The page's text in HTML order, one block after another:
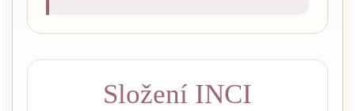
Složení INCI